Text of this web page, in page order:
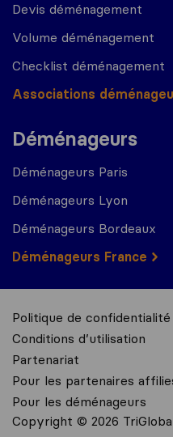
Devis déménagement
Volume déménagement
Checklist déménagement
Associations
Déménageurs
Déménageurs Paris
Déménageurs Lyon
Déménageurs Bordeaux
Déménageurs France
Politique de confidentialité
Conditions d’utilisation
Partenariat
Pour les partenaires
Pour les déménageurs
Copyright © 2026